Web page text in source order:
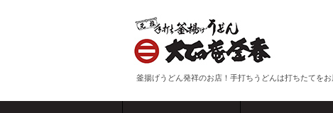
釜揚げうどん発祥のお店！手打ちうどんは打ちたてをお